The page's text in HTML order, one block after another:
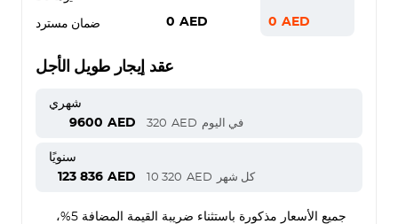
ضمان مسترد 0 AED 0 AED
عقد إيجار طويل الأجل
شهري
9600 AED 320 AED في اليوم
سنويًا
123 836 AED 10 320 AED كل شهر
جميع الأسعار مذكورة باستثناء ضريبة القيمة المضافة 5%،